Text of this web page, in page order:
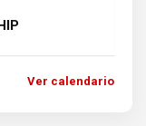
Ver calendario